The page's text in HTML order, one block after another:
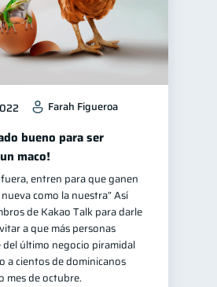
Farah Figueroa
bueno para ser
maco!
entren para que ganen
como la nuestra” Así
de Kakao Talk para darle
a que más personas
último negocio piramidal
a cientos de dominicanos
mes de octubre.